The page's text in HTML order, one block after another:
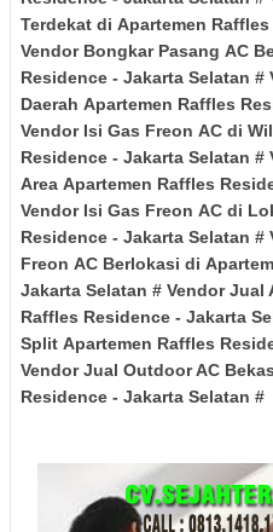
Terdekat di Apartemen
Vendor Bongkar Pasang AC
Residence - Jakarta Selatan #
Daerah Apartemen Raffles
Vendor Isi Gas Freon AC di
Residence - Jakarta Selatan #
Area Apartemen Raffles
Vendor Isi Gas Freon AC di
Residence - Jakarta Selatan #
Freon AC Berlokasi di
Jakarta Selatan # Vendor Jual
Raffles Residence - Jakarta
Split Apartemen Raffles
Vendor Jual Outdoor AC
Residence - Jakarta Selatan #